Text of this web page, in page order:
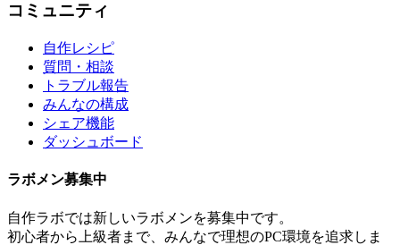
コミュニティ
自作レシピ
質問・相談
トラブル報告
みんなの構成
シェア機能
ダッシュボード
ラボメン募集中
自作ラボでは新しいラボメンを募集中です。
初心者から上級者まで、みんなで理想のPC環境を追求しま